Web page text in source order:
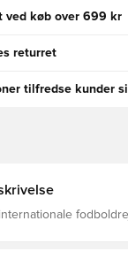
ved køb over 699 kr
returret
tilfredse kunder